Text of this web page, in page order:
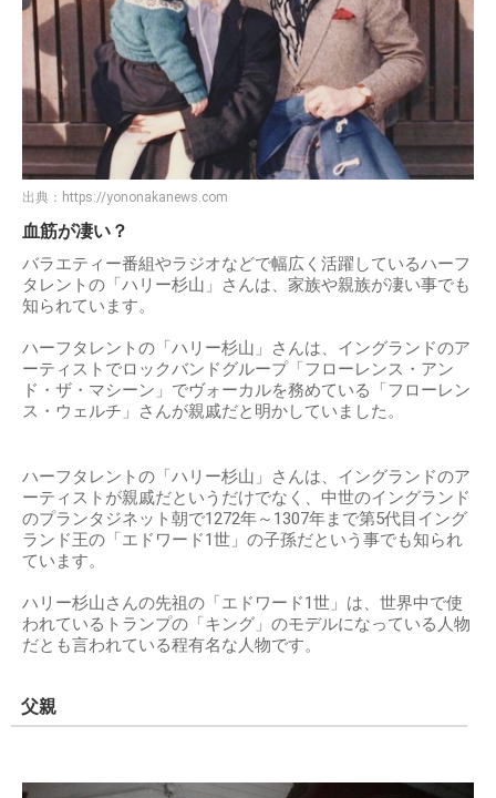
出典： https://yononakanews.com
血筋が凄い？
バラエティー番組やラジオなどで幅広く活躍しているハーフ
タレントの「ハリー杉山」さんは、家族や親族が凄い事でも
知られています。
ハーフタレントの「ハリー杉山」さんは、イングランドのア
ーティストでロックバンドグループ「フローレンス・アン
ド・ザ・マシーン」でヴォーカルを務めている「フローレン
ス・ウェルチ」さんが親戚だと明かしていました。
ハーフタレントの「ハリー杉山」さんは、イングランドのア
ーティストが親戚だというだけでなく、中世のイングランド
のプランタジネット朝で1272年～1307年まで第5代目イング
ランド王の「エドワード1世」の子孫だという事でも知られ
ています。
ハリー杉山さんの先祖の「エドワード1世」は、世界中で使
われているトランプの「キング」のモデルになっている人物
だとも言われている程有名な人物です。
父親